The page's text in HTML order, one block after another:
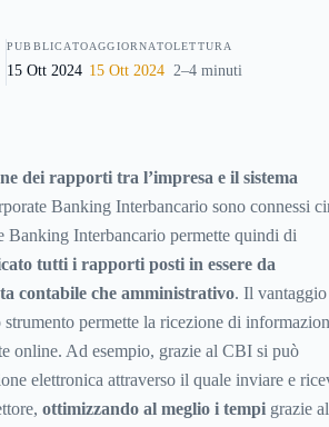
PUBBLICATO
15 Ott 2024
AGGIORNATO
15 Ott 2024
LETTURA
2–4 minuti
dei rapporti tra l’impresa e il sistema
Banking Interbancario sono connessi
Interbancario permette quindi di
tutti i rapporti posti in essere da
contabile che amministrativo. Il vantaggio
permette la ricezione di
online. Ad esempio, grazie al CBI si può
elettronica attraverso il quale inviare e
ottimizzandoal meglio i tempigrazie